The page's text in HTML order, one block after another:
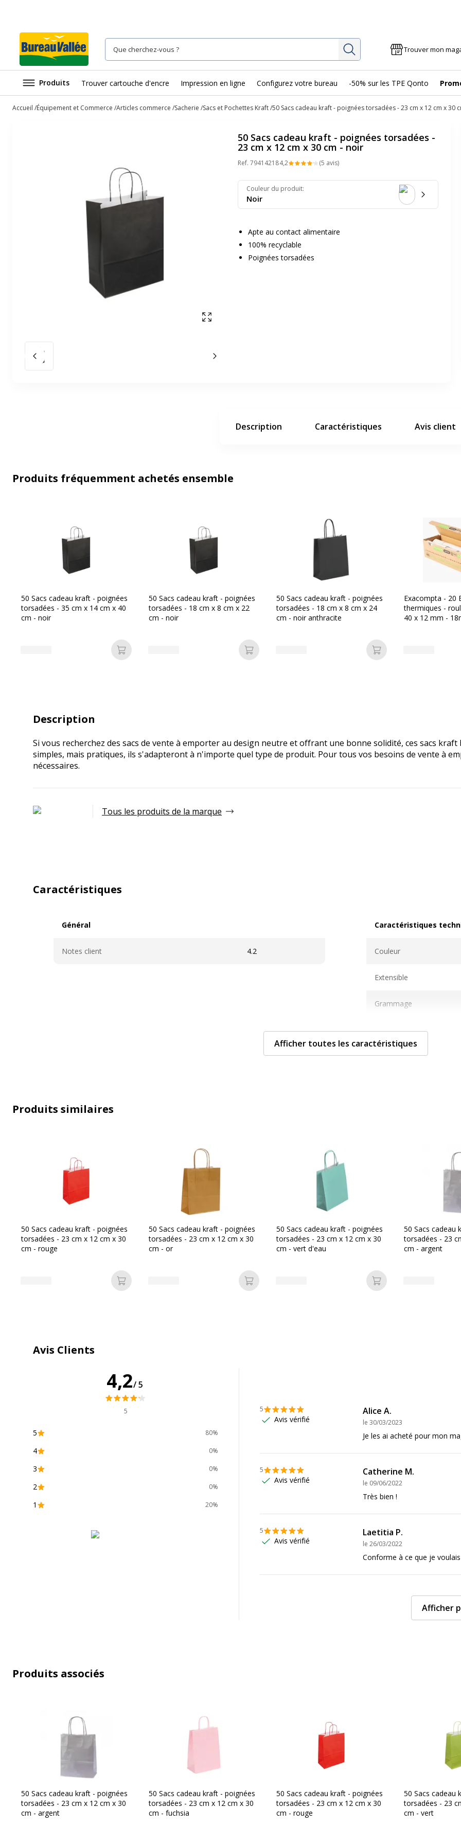
Rechercher Trouver mon
Produits Trouver cartouche d'encre Impression en ligne Configurez votre bureau -50% sur les TPE Qonto
Accueil Équipement et Commerce Articles commerce Sacherie Sacs et Pochettes Kraft 50 Sacs cadeau kraft - poignées torsadées - 23 cm x 12 cm x 30
Afficher en plein écran
Slide précédent Slide suivant
50 Sacs cadeau kraft - poignées torsadées -
23 cm x 12 cm x 30 cm - noir
Ref. 794142184,2 (5 avis)
Couleur du produit:
Noir
Apte au contact alimentaire
100% recyclable
Poignées torsadées
Description Caractéristiques Avis client
Produits fréquemment achetés ensemble
50 Sacs cadeau kraft - poignées
torsadées - 35 cm x 14 cm x 40
cm - noir
Ajouter au panier
50 Sacs cadeau kraft - poignées
torsadées - 18 cm x 8 cm x 22
cm - noir
Ajouter au panier
50 Sacs cadeau kraft - poignées
torsadées - 18 cm x 8 cm x 24
cm - noir anthracite
Ajouter au panier
Exacompta - 20
thermiques -
40 x 12 mm -
Description
Si vous recherchez des sacs de vente à emporter au design neutre et offrant une bonne solidité, ces sacs
simples, mais pratiques, ils s'adapteront à n'importe quel type de produit. Pour tous vos besoins de vente à
nécessaires.
Tous les produits de la marque
Caractéristiques
Général
Notes client 4.2
Caractéristiques
Couleur
Extensible
Grammage
Matière
Taille
100 % recyclable, Poignées torsadées
Catégorie de couleur
Couleur du produit
Pièces de rechange disponibles Non renseigné
Type de produit
Emballage sans plastique
Produit sans plastique
Produit recyclable
Présence de substance
Données d'identification
Code barre maitre
Profondeur
Afficher toutes les caractéristiques
Produits similaires
50 Sacs cadeau kraft - poignées
torsadées - 23 cm x 12 cm x 30
cm - rouge
Ajouter au panier
50 Sacs cadeau kraft - poignées
torsadées - 23 cm x 12 cm x 30
cm - or
Ajouter au panier
50 Sacs cadeau kraft - poignées
torsadées - 23 cm x 12 cm x 30
cm - vert d'eau
Ajouter au panier
50 Sacs cadeau
torsadées - 23
cm - argent
Avis Clients
4,2/5
5
5 80%
4 0%
3 0%
2 0%
1 20%
5
Avis vérifié
Alice A.
le 30/03/2023
Je les ai acheté pour mon
5
Avis vérifié
Catherine M.
le 09/06/2022
Très bien !
5
Avis vérifié
Laetitia P.
le 26/03/2022
Conforme à ce que je voulais
Afficher
Produits associés
50 Sacs cadeau kraft - poignées
torsadées - 23 cm x 12 cm x 30
cm - argent
50 Sacs cadeau kraft - poignées
torsadées - 23 cm x 12 cm x 30
cm - fuchsia
50 Sacs cadeau kraft - poignées
torsadées - 23 cm x 12 cm x 30
cm - rouge
50 Sacs cadeau
torsadées - 23
cm - vert